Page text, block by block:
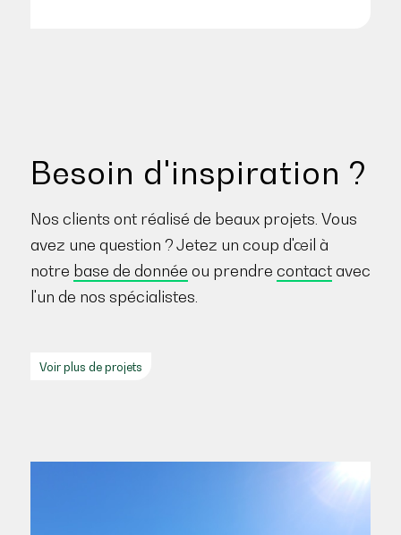
Besoin d'inspiration ?
Nos clients ont réalisé de beaux projets. Vous
avez une question ? Jetez un coup d'œil à
notre base de donnée ou prendre contactavec
l'un de nos spécialistes.
Voir plus de projets